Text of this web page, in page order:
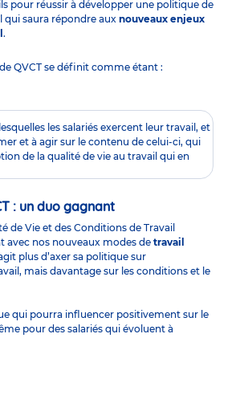
pour réussir à développer une politique de
qui saura répondre aux nouveaux enjeux
.
QVCT se définit comme étant :
les salariés exercent leur travail, et
et à agir sur le contenu de celui-ci, qui
de la qualité de vie au travail qui en
: un duo gagnant
de Vie et des Conditions de Travail
avec nos nouveaux modes de travail
plus d’axer sa politique sur
mais davantage sur les conditions et le
qui pourra influencer positivement sur le
pour des salariés qui évoluent à